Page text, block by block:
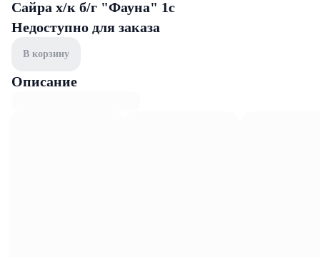
Сайра х/к б/г "Фауна" 1с
Недоступно для заказа
В корзину
Описание